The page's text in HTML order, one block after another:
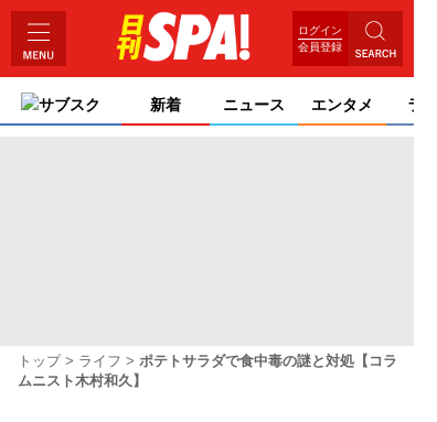
ログイン
会員登録
サブスク 新着 ニュース エンタメ ライ
トップ ライフ
ポテトサラダで食中毒の謎と対処【コラ
ムニスト木村和久】